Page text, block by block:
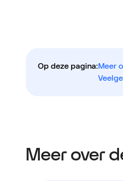
Op deze pagina:Meer
Meer over